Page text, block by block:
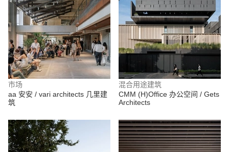
市场
aa 安安 / vari architects 几里建
筑
混合用途建筑
CMM (H)Office 办公空间 / Gets
Architects